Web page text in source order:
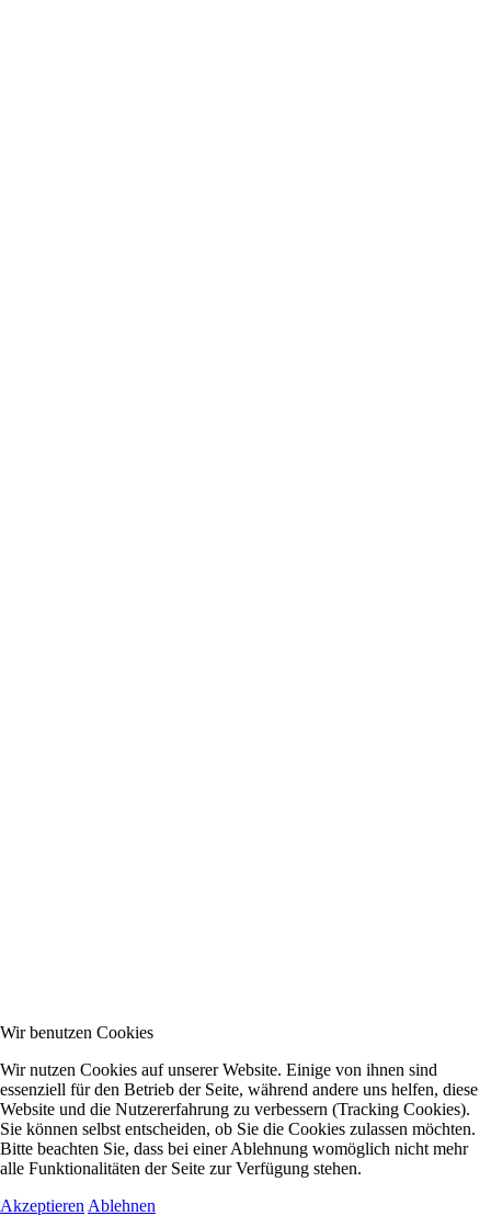
Wir benutzen Cookies
Wir nutzen Cookies auf unserer Website. Einige von ihnen sind
essenziell für den Betrieb der Seite, während andere uns helfen, diese
Website und die Nutzererfahrung zu verbessern (Tracking Cookies).
Sie können selbst entscheiden, ob Sie die Cookies zulassen möchten.
Bitte beachten Sie, dass bei einer Ablehnung womöglich nicht mehr
alle Funktionalitäten der Seite zur Verfügung stehen.
Akzeptieren Ablehnen